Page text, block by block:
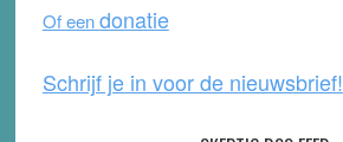
k
Of eendonatie
Schrijf je in voor de nieuwsbrief!